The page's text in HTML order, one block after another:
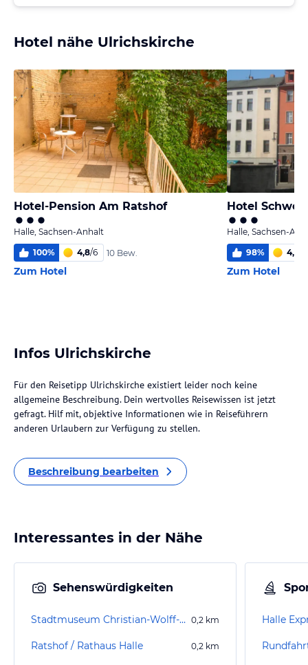
Hotel nähe Ulrichskirche
Hotel-Pension Am Ratshof
Halle, Sachsen-Anhalt
100% 4,8/6 10 Bew.
Zum Hotel
Hotel
Halle, Sachsen-
98% 4,5
Zum Hotel
Infos Ulrichskirche
Für den Reisetipp Ulrichskirche existiert leider noch keine
allgemeine Beschreibung. Dein wertvolles Reisewissen ist jetzt
gefragt. Hilf mit, objektive Informationen wie in Reiseführern
anderen Urlaubern zur Verfügung zu stellen.
Beschreibung bearbeiten
Interessantes in der Nähe
Sehenswürdigkeiten
Stadtmuseum Christian-Wolff-Haus 0,2 km
Ratshof / Rathaus Halle 0,2 km
Halle